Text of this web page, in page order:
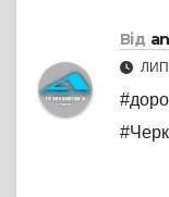
Від
ЛИП